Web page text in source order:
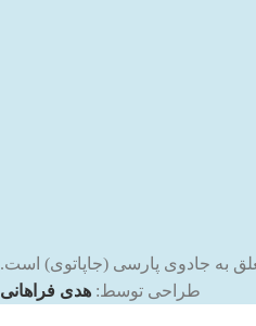
به جادوی پارسی (جاپاتوی) است.
طراحی توسط: هدی فراهانی